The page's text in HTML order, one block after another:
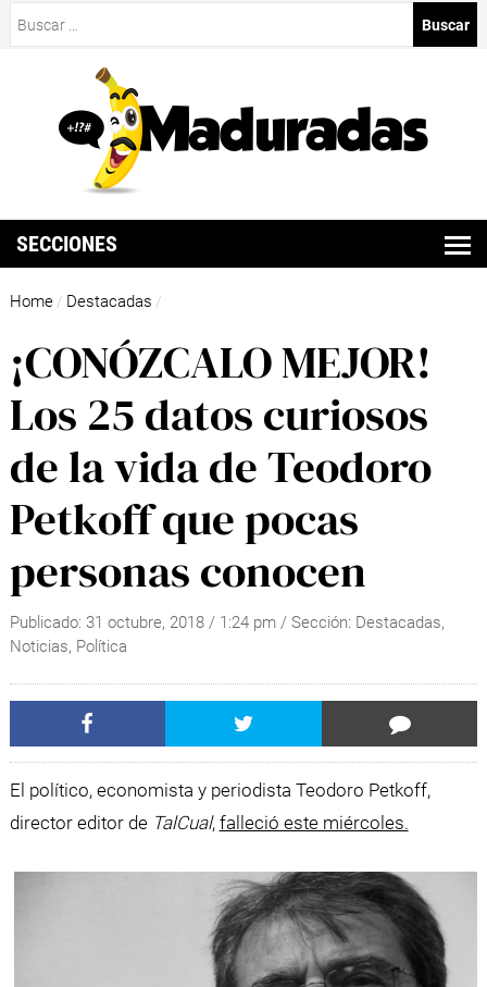
SECCIONES
Home / Destacadas /
¡CONÓZCALO MEJOR!
Los 25 datos curiosos
de la vida de Teodoro
Petkoff que pocas
personas conocen
Publicado: 31 octubre, 2018/ 1:24 pm / Sección: Destacadas,
Noticias, Política
El político, economista y periodista Teodoro Petkoff,
director editor de TalCual, falleció este miércoles.